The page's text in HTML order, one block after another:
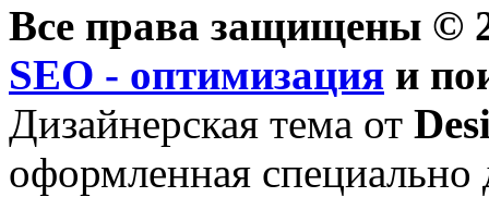
Все права защищены ©
SEO - оптимизация и
Дизайнерская тема от
оформленная